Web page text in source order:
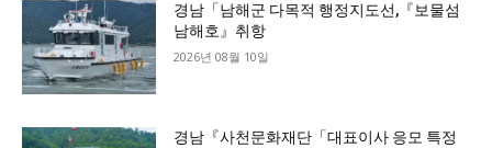
경남「남해군 다목적 행정지도선,『보물섬
남해호』취항
2026년 08월 10일
경남『사천문화재단「대표이사 응모 특정